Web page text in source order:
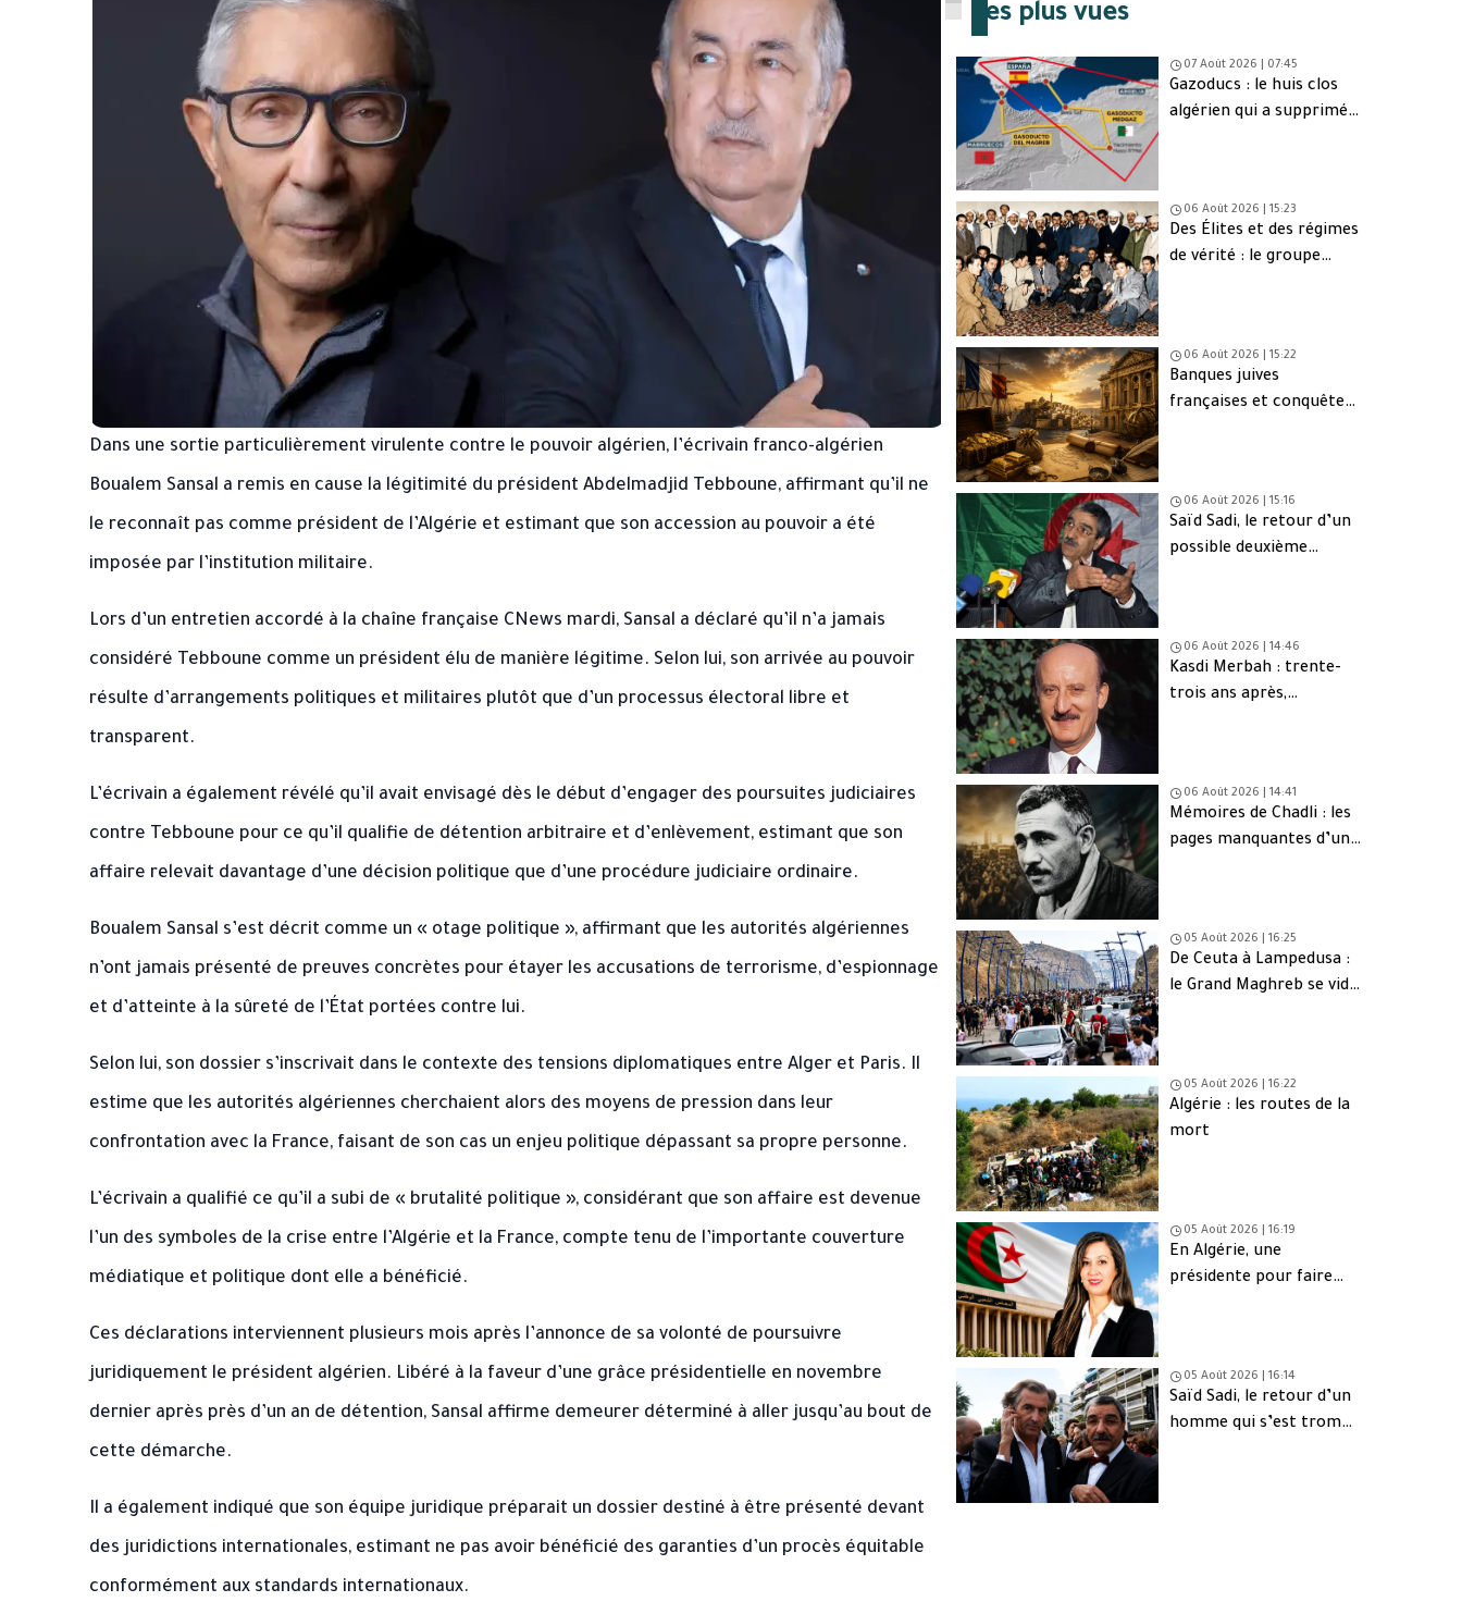
Dans une sortie particulièrement virulente contre le pouvoir algérien, l’écrivain franco-algérien
Boualem Sansal a remis en cause la légitimité du président Abdelmadjid Tebboune, affirmant qu’il ne
le reconnaît pas comme président de l’Algérie et estimant que son accession au pouvoir a été
imposée par l’institution militaire.
Lors d’un entretien accordé à la chaîne française CNews mardi, Sansal a déclaré qu’il n’a jamais
considéré Tebboune comme un président élu de manière légitime. Selon lui, son arrivée au pouvoir
résulte d’arrangements politiques et militaires plutôt que d’un processus électoral libre et
transparent.
L’écrivain a également révélé qu’il avait envisagé dès le début d’engager des poursuites judiciaires
contre Tebboune pour ce qu’il qualifie de détention arbitraire et d’enlèvement, estimant que son
affaire relevait davantage d’une décision politique que d’une procédure judiciaire ordinaire.
Boualem Sansal s’est décrit comme un « otage politique », affirmant que les autorités algériennes
n’ont jamais présenté de preuves concrètes pour étayer les accusations de terrorisme, d’espionnage
et d’atteinte à la sûreté de l’État portées contre lui.
Selon lui, son dossier s’inscrivait dans le contexte des tensions diplomatiques entre Alger et Paris. Il
estime que les autorités algériennes cherchaient alors des moyens de pression dans leur
confrontation avec la France, faisant de son cas un enjeu politique dépassant sa propre personne.
L’écrivain a qualifié ce qu’il a subi de « brutalité politique », considérant que son affaire est devenue
l’un des symboles de la crise entre l’Algérie et la France, compte tenu de l’importante couverture
médiatique et politique dont elle a bénéficié.
Ces déclarations interviennent plusieurs mois après l’annonce de sa volonté de poursuivre
juridiquement le président algérien. Libéré à la faveur d’une grâce présidentielle en novembre
dernier après près d’un an de détention, Sansal affirme demeurer déterminé à aller jusqu’au bout de
cette démarche.
Il a également indiqué que son équipe juridique préparait un dossier destiné à être présenté devant
des juridictions internationales, estimant ne pas avoir bénéficié des garanties d’un procès équitable
conformément aux standards internationaux.
Les plus vues
07 Août 2026 | 07:45
Gazoducs : le huis clos
algérien qui a supprimé
06 Août 2026 | 15:23
Des Élites et des régimes
de vérité : le groupe
06 Août 2026 | 15:22
Banques juives
françaises et conquête
06 Août 2026 | 15:16
Saïd Sadi, le retour d’un
possible deuxième
06 Août 2026 | 14:46
Kasdi Merbah : trente-
trois ans après,
06 Août 2026 | 14:41
Mémoires de Chadli : les
pages manquantes d’une
05 Août 2026 | 16:25
De Ceuta à Lampedusa :
le Grand Maghreb se vide
05 Août 2026 | 16:22
Algérie : les routes de la
mort
05 Août 2026 | 16:19
En Algérie, une
présidente pour faire
05 Août 2026 | 16:14
Saïd Sadi, le retour d’un
homme qui s’est trompé